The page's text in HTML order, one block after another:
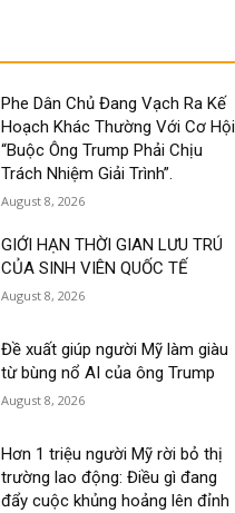
Phe Dân Chủ Đang Vạch Ra Kế
Hoạch Khác Thường Với Cơ Hội
“Buộc Ông Trump Phải Chịu
Trách Nhiệm Giải Trình”.
August 8, 2026
GIỚI HẠN THỜI GIAN LƯU TRÚ
CỦA SINH VIÊN QUỐC TẾ
August 8, 2026
Đề xuất giúp người Mỹ làm giàu
từ bùng nổ AI của ông Trump
August 8, 2026
Hơn 1 triệu người Mỹ rời bỏ thị
trường lao động: Điều gì đang
đẩy cuộc khủng hoảng lên đỉnh